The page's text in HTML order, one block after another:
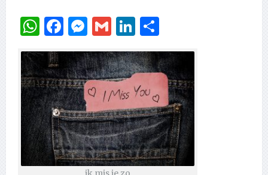
WhatsApp
Facebook
Messenger
GmailLinkedIn